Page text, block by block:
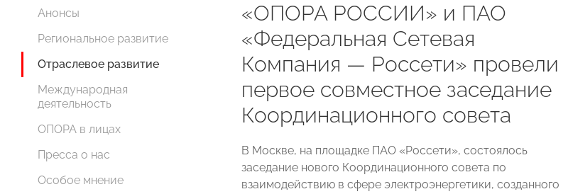
Анонсы
Региональное развитие
Отраслевое развитие
Международная
деятельность
ОПОРА в лицах
Пресса о нас
Особое мнение
«ОПОРА РОССИИ» и ПАО
«Федеральная Сетевая
Компания — Россети» провели
первое совместное заседание
Координационного совета
В Москве, на площадке ПАО «Россети», состоялось
заседание нового Координационного совета по
взаимодействию в сфере электроэнергетики, созданного